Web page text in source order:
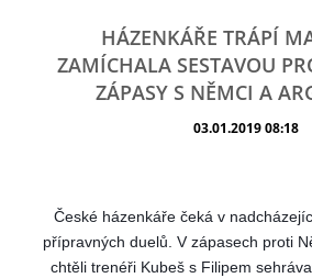
HÁZENKÁŘE TRÁPÍ
ZAMÍCHALA SESTAVOU
ZÁPASY S NĚMCI A
03.01.2019 08:18
České házenkáře čeká v
přípravných duelů. V zápasech proti
chtěli trenéři Kubeš s Filipem